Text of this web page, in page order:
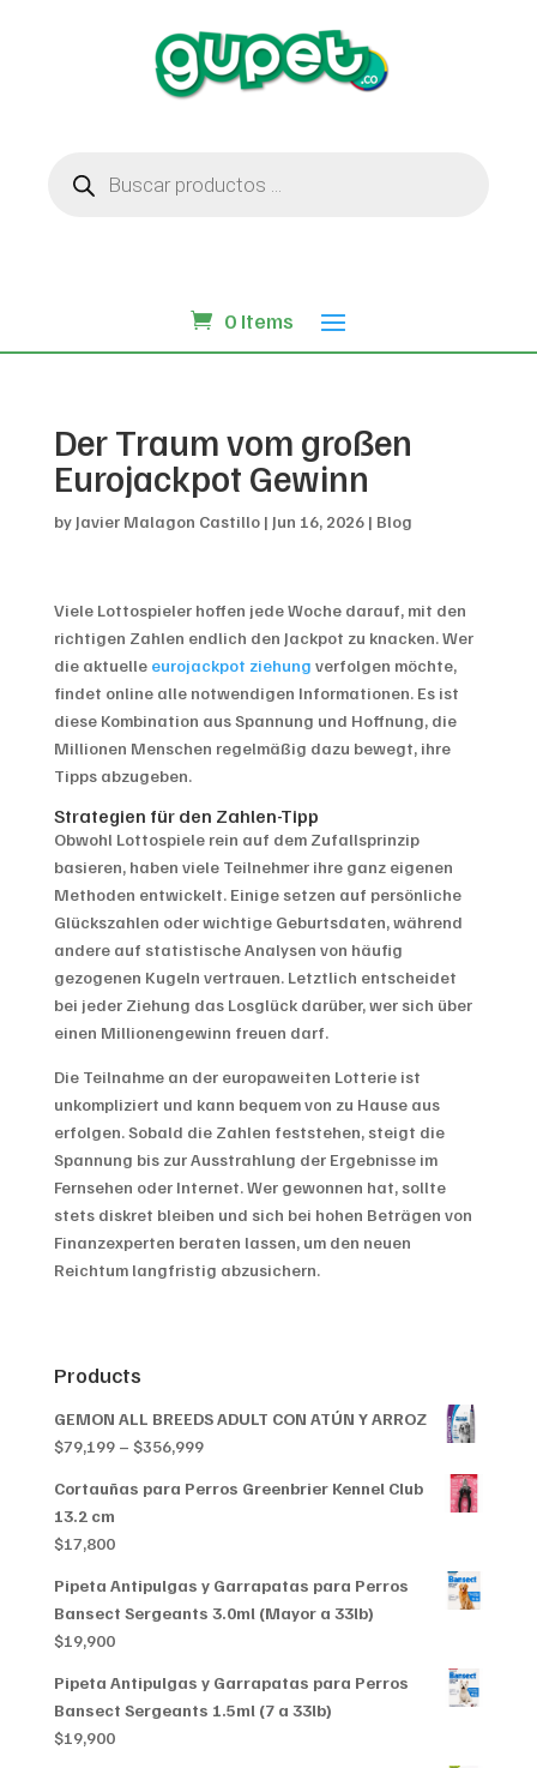
productos
0 Items
Der Traum vom großen
Eurojackpot Gewinn
by Javier Malagon Castillo| Jun 16, 2026| Blog
Viele Lottospieler hoffen jede Woche darauf, mit den
richtigen Zahlen endlich den Jackpot zu knacken. Wer
die aktuelle eurojackpot ziehung verfolgen möchte,
findet online alle notwendigen Informationen. Es ist
diese Kombination aus Spannung und Hoffnung, die
Millionen Menschen regelmäßig dazu bewegt, ihre
Tipps abzugeben.
Strategien für den Zahlen-Tipp
Obwohl Lottospiele rein auf dem Zufallsprinzip
basieren, haben viele Teilnehmer ihre ganz eigenen
Methoden entwickelt. Einige setzen auf persönliche
Glückszahlen oder wichtige Geburtsdaten, während
andere auf statistische Analysen von häufig
gezogenen Kugeln vertrauen. Letztlich entscheidet
bei jeder Ziehung das Losglück darüber, wer sich über
einen Millionengewinn freuen darf.
Die Teilnahme an der europaweiten Lotterie ist
unkompliziert und kann bequem von zu Hause aus
erfolgen. Sobald die Zahlen feststehen, steigt die
Spannung bis zur Ausstrahlung der Ergebnisse im
Fernsehen oder Internet. Wer gewonnen hat, sollte
stets diskret bleiben und sich bei hohen Beträgen von
Finanzexperten beraten lassen, um den neuen
Reichtum langfristig abzusichern.
Products
GEMON ALL BREEDS ADULT CON ATÚN Y ARROZ
$79,199 – $356,999Price
$79,199
Cortauñas para Perros Greenbrier Kennel Club
13.2 cm
$17,800
Pipeta Antipulgas y Garrapatas para Perros
Bansect Sergeants 3.0ml (Mayor a 33lb)
$19,900
Pipeta Antipulgas y Garrapatas para Perros
Bansect Sergeants 1.5ml (7 a 33lb)
$19,900